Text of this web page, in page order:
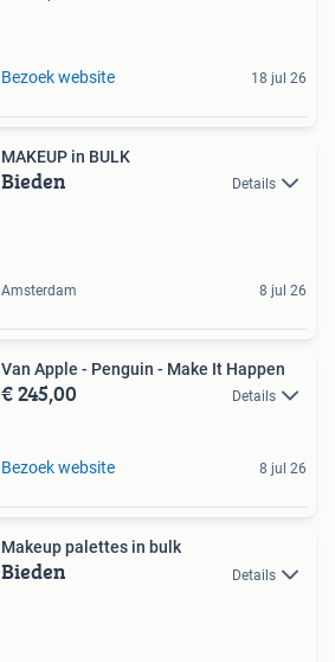
Bezoek website 18 jul 26
MAKEUP in BULK
Bieden Details
Amsterdam 8 jul 26
Van Apple - Penguin - Make It Happen
€ 245,00 Details
Bezoek website 8 jul 26
Makeup palettes in bulk
Bieden Details